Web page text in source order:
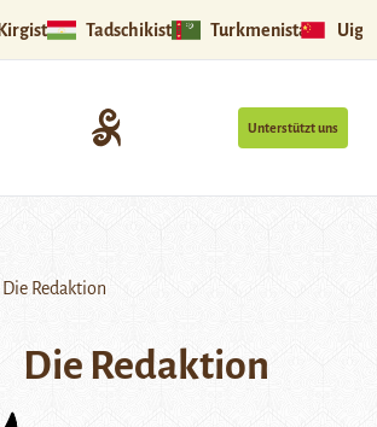
Tadschikistan Turkmenistan
Unterstützt uns
Redaktion
Die Redaktion